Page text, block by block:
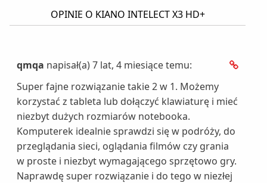
OPINIE O KIANO INTELECT X3 HD+
qmqa napisał(a) 7 lat, 4 miesiące temu:
Super fajne rozwiązanie takie 2 w 1. Możemy
korzystać z tableta lub dołączyć klawiaturę i mieć
niezbyt dużych rozmiarów notebooka.
Komputerek idealnie sprawdzi się w podróży, do
przeglądania sieci, oglądania filmów czy grania
w proste i niezbyt wymagającego sprzętowo gry.
Naprawdę super rozwiązanie i do tego w niezłej